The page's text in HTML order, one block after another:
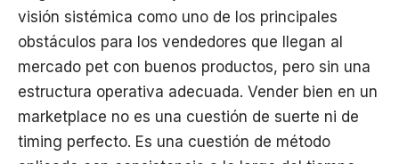
visión sistémica como uno de los principales
obstáculos para los vendedores que llegan al
mercado pet con buenos productos, pero sin una
estructura operativa adecuada. Vender bien en un
marketplace no es una cuestión de suerte ni de
timing perfecto. Es una cuestión de método